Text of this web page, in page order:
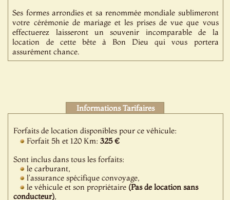
Ses formes arrondies et sa renommée mondiale sublimeront
votre cérémonie de mariage et les prises de vue que vous
effectuerez laisseront un souvenir incomparable de la
location de cette bête à Bon Dieu qui vous portera
assurément chance.
Informations Tarifaires
Forfaits de location disponibles pour ce véhicule:
Forfait 5h et 120 Km:325 €
Sont inclus dans tous les forfaits:
le carburant,
l'assurance spécifique convoyage,
le véhicule et son propriétaire (Pas de location sans
conducteur),